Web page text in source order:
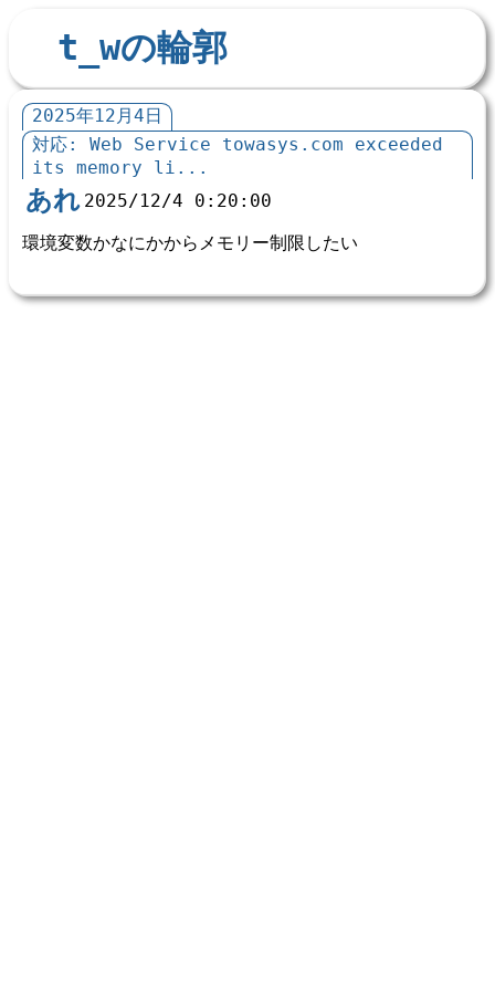
t_wの輪郭
2025年12月4日
対応: Web Service towasys.com exceeded
its memory li...
あれ 2025/12/4 0:20:00
環境変数かなにかからメモリー制限したい